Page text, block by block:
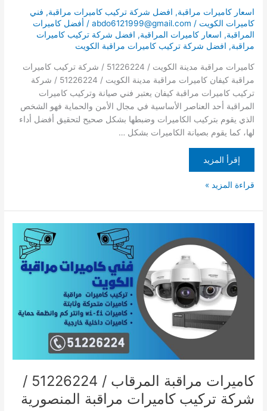
اسعار كاميرات مراقبة, افضل شركة تركيب كاميرات مراقبة, فني
كاميرات الكويت /
abdo6121999@gmail.com
/ أفضل كاميرات
المراقبة, اسعار كاميرات المراقبة, افضل شركة تركيب كاميرات
مراقبة, افضل شركة تركيب كاميرات مراقبة الكويت
كاميرات مراقبة مدينة الكويت / 51226224 / شركة تركيب كاميرات
مراقبة كيفان كاميرات مراقبة مدينة الكويت / 51226224 / شركة
تركيب كاميرات مراقبة كيفان يعتبر فني صيانة وتركيب كاميرات
المراقبة أحد العناصر الأساسية في مجال الأمن والحماية فهو الشخص
الذي يقوم بتركيب الكاميرات وضبطها بشكل صحيح لتحقيق أفضل أداء
لها، كما يقوم بصيانة الكاميرات بشكل …
إقرأ المزيد
قراءة المزيد »
كاميرات مراقبة المرقاب / 51226224 /
شركة تركيب كاميرات مراقبة المنصورية
المرقاب
51226224
شركة
المنصورية